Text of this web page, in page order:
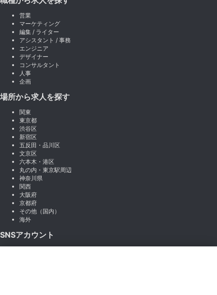
営業
マーケティング
編集 / ライター
アシスタント / 事務
エンジニア
デザイナー
コンサルタント
人事
企画
場所から求人を探す
関東
東京都
渋谷区
新宿区
五反田・品川区
文京区
六本木・港区
丸の内・東京駅周辺
神奈川県
関西
大阪府
京都府
その他（国内）
海外
SNSアカウント